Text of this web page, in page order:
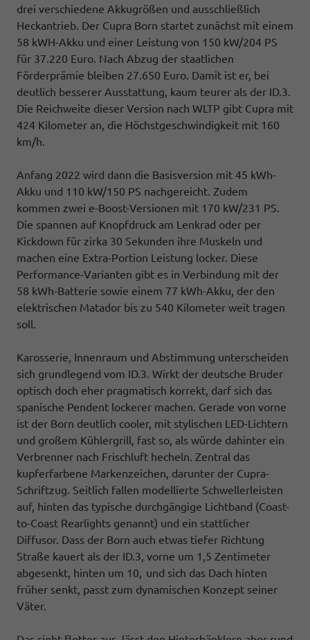
drei verschiedene Akkugrößen und ausschließlich
Heckantrieb. Der Cupra Born startet zunächst mit einem
58 kWH-Akku und einer Leistung von 150 kW/204 PS
für 37.220 Euro. Nach Abzug der staatlichen
Förderprämie bleiben 27.650 Euro. Damit ist er, bei
deutlich besserer Ausstattung, kaum teurer als der ID.3.
Die Reichweite dieser Version nach WLTP gibt Cupra mit
424 Kilometer an, die Höchstgeschwindigkeit mit 160
km/h.
Anfang 2022 wird dann die Basisversion mit 45 kWh-
Akku und 110 kW/150 PS nachgereicht. Zudem
kommen zwei e-Boost-Versionen mit 170 kW/231 PS.
Die spannen auf Knopfdruck am Lenkrad oder per
Kickdown für zirka 30 Sekunden ihre Muskeln und
machen eine Extra-Portion Leistung locker. Diese
Performance-Varianten gibt es in Verbindung mit der
58 kWh-Batterie sowie einem 77 kWh-Akku, der den
elektrischen Matador bis zu 540 Kilometer weit tragen
soll.
Karosserie, Innenraum und Abstimmung unterscheiden
sich grundlegend vom ID.3. Wirkt der deutsche Bruder
optisch doch eher pragmatisch korrekt, darf sich das
spanische Pendent lockerer machen. Gerade von vorne
ist der Born deutlich cooler, mit stylischen LED-Lichtern
und großem Kühlergrill, fast so, als würde dahinter ein
Verbrenner nach Frischluft hecheln. Zentral das
kupferfarbene Markenzeichen, darunter der Cupra-
Schriftzug. Seitlich fallen modellierte Schwellerleisten
auf, hinten das typische durchgängige Lichtband (Coast-
to-Coast Rearlights genannt) und ein stattlicher
Diffusor. Dass der Born auch etwas tiefer Richtung
Straße kauert als der ID.3, vorne um 1,5 Zentimeter
abgesenkt, hinten um 10, und sich das Dach hinten
früher senkt, passt zum dynamischen Konzept seiner
Väter.